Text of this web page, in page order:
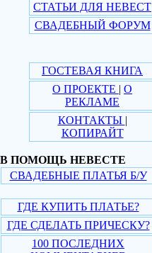
СТАТЬИ ДЛЯ НЕВЕСТ
СВАДЕБНЫЙ ФОРУМ
ГОСТЕВАЯ КНИГА
О ПРОЕКТЕ | О
РЕКЛАМЕ
КОНТАКТЫ |
КОПИРАЙТ
В ПОМОЩЬ НЕВЕСТЕ
СВАДЕБНЫЕ ПЛАТЬЯ Б/У
ГДЕ КУПИТЬ ПЛАТЬЕ?
ГДЕ СДЕЛАТЬ ПРИЧЕСКУ?
100 ПОСЛЕДНИХ